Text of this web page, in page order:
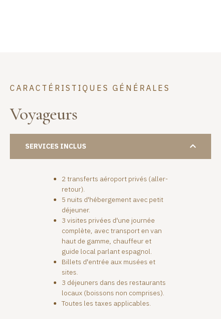
CARACTÉRISTIQUES GÉNÉRALES
Voyageurs
SERVICES INCLUS
2 transferts aéroport privés (aller-
retour).
5 nuits d'hébergement avec petit
déjeuner.
3 visites privées d'une journée
complète, avec transport en van
haut de gamme, chauffeur et
guide local parlant espagnol.
Billets d'entrée aux musées et
sites.
3 déjeuners dans des restaurants
locaux (boissons non comprises).
Toutes les taxes applicables.